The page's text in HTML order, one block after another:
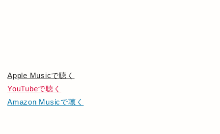
Apple Musicで聴く
YouTubeで聴く
Amazon Musicで聴く